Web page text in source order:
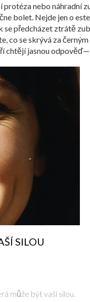
nebo náhradní
bolet. Nejde jen o
předcházet ztrátě
co se skrývá za
chtějí jasnou
SILOU
může být vaší silou.